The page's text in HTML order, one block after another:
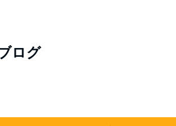
ログ